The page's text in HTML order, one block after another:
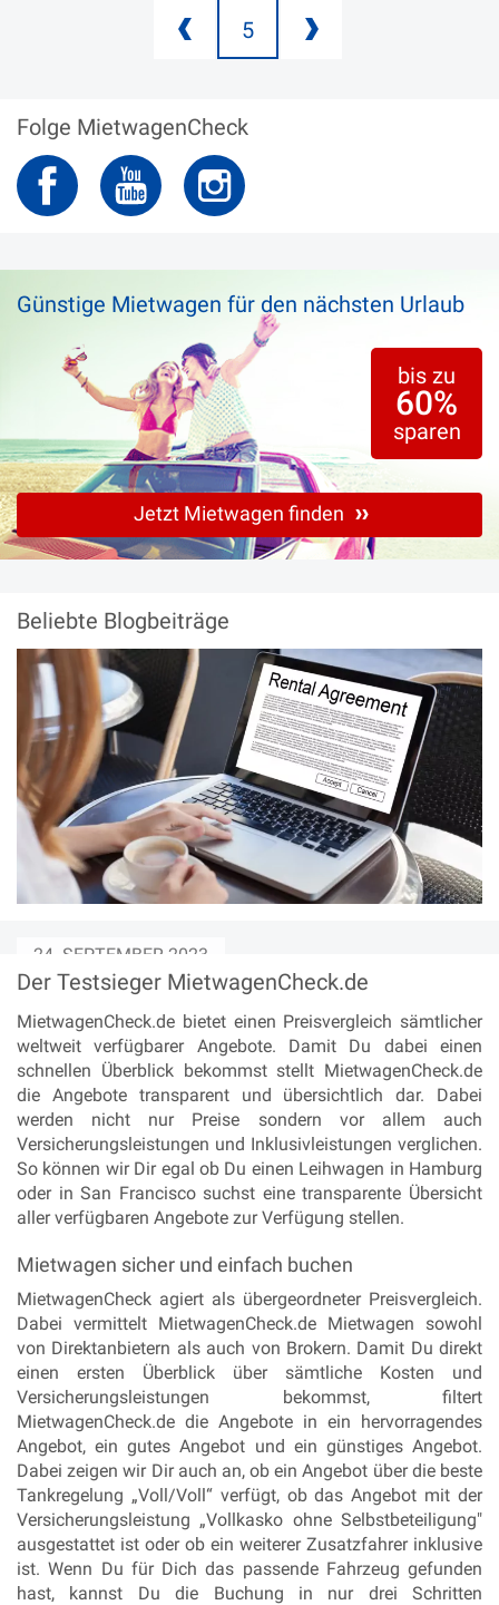
Mietwagenrundreise Südafrika
Ausland |Roadtrip
5
Folge MietwagenCheck
Günstige Mietwagen für den nächsten Urlaub
bis zu
60%
sparen
Jetzt Mietwagen finden
Beliebte Blogbeiträge
24. SEPTEMBER 2023
Mietwagen Auslandsfahrt
Gebühren
Der Testsieger MietwagenCheck.de
MietwagenCheck.de bietet einen Preisvergleich sämtlicher
weltweit verfügbarer Angebote. Damit Du dabei einen
schnellen Überblick bekommst stellt MietwagenCheck.de
die Angebote transparent und übersichtlich dar. Dabei
werden nicht nur Preise sondern vor allem auch
Versicherungsleistungen und Inklusivleistungen verglichen.
So können wir Dir egal ob Du einen Leihwagen in Hamburg
oder in San Francisco suchst eine transparente Übersicht
aller verfügbaren Angebote zur Verfügung stellen.
Mietwagen sicher und einfach buchen
MietwagenCheck agiert als übergeordneter Preisvergleich.
Dabei vermittelt MietwagenCheck.de Mietwagen sowohl
von Direktanbietern als auch von Brokern. Damit Du direkt
einen ersten Überblick über sämtliche Kosten und
Versicherungsleistungen bekommst, filtert
MietwagenCheck.de die Angebote in ein hervorragendes
Angebot, ein gutes Angebot und ein günstiges Angebot.
Dabei zeigen wir Dir auch an, ob ein Angebot über die beste
Tankregelung „Voll/Voll“ verfügt, ob das Angebot mit der
Versicherungsleistung „Vollkasko ohne Selbstbeteiligung"
ausgestattet ist oder ob ein weiterer Zusatzfahrer inklusive
ist. Wenn Du für Dich das passende Fahrzeug gefunden
hast, kannst Du die Buchung in nur drei Schritten